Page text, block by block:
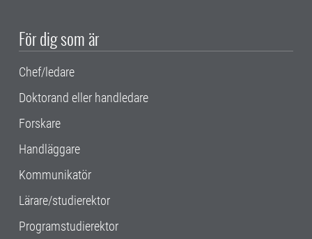
För dig som är
Chef/ledare
Doktorand eller handledare
Forskare
Handläggare
Kommunikatör
Lärare/studierektor
Programstudierektor